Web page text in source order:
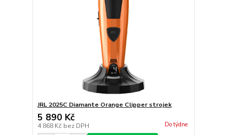
JRL 2025C Diamante Orange Clipper strojek
5 890 Kč
4 868 Kč bez DPH Do týdne